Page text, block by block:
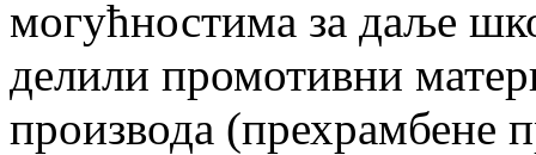
могућностима за даље
делили промотивни
производа (прехрамбене